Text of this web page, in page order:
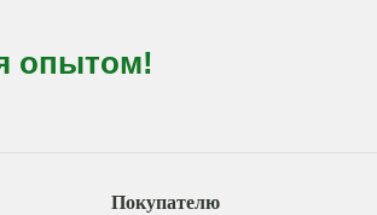
опытом!
Покупателю